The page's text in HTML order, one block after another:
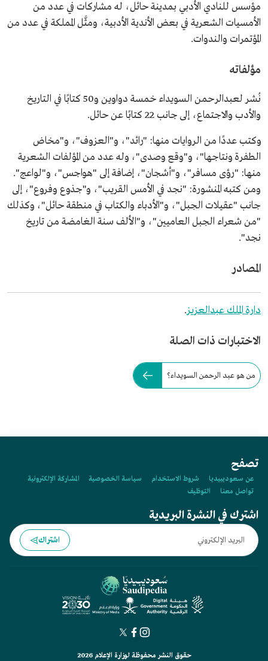
مؤسس للنادي الأدبي بمدينة حائل، له مشاركات في عدد من
الأمسيات الشعرية في بعض الأندية الأدبية، ومثَّل المملكة في عدد من
المؤتمرات والندوات.
مؤلفاته
نُشر لعبدالرحمن السويداء خمسة دواوين و50 كتابًا في التاريخ
والأدب والاجتماع، إلى جانب 22 كتابًا عن حائل.
وكتب عددًا من الروايات منها: "رائد"، و"العزوف"، و"مخاض
الطفرة ونتاجها"، و"وقع وصدى"، وله عدد من المؤلفات الشعرية
منها: "رؤى مسافر"، و"أشجان"، إضافة إلى "هواجس"، و"لواعج".
ومن كتبه المنشورة: "نجد في الأمس القريب"، و"جذوع وفروع"، إلى
جانب "عقيلات الجبل"، و"الأدباء والكتاب في منطقة حائل"، وكذلك
"من شعراء الجبل العاميين"، و"الألف سنة الغامضة من تاريخ
نجد".
المصادر
دارة الملك عبدالعزيز.
الاختبارات ذات الصلة
من هو عبد الرحمن السويداء؟
تصفح
عن سعوديبيديا شروط الاستخدام سياسة الخصوصية
المشاركة الإلكترونية
تواصل معنا
التوظيف
اشترك في النشرة البريدية
اشتراك
حقوق النشر محفوظة لوزارة الإعلام 2026